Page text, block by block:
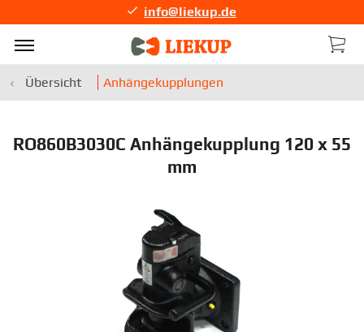
info@liekup.de
Übersicht Anhängekupplungen
RO860B3030C Anhängekupplung 120 x 55
mm